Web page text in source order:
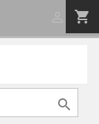
shopping_cart
